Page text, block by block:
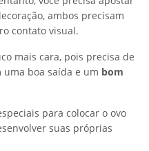
ambos precisam
contato visual.
mais cara, pois precisa de
boa saída e um bom
para colocar o ovo
suas próprias